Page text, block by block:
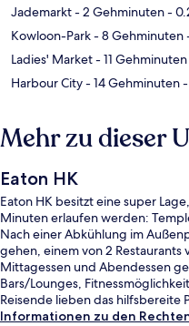
Jademarkt- 2 Gehminuten-
Kowloon-Park- 8 Gehminuten
Ladies' Market- 11 Gehminuten
Harbour City- 14 Gehminuten
Mehr zu dieser
Eaton HK
Eaton HK besitzt eine super
Minuten erlaufen werden:
Nach einer Abkühlung im
gehen, einem von 2 Restaurants
Mittagessen und Abendessen
Bars/Lounges,
Reisende lieben das hilfsbereite
Informationen zu den